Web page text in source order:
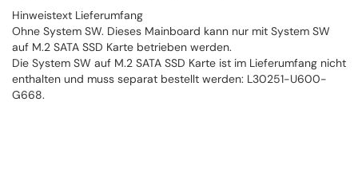
Hinweistext Lieferumfang
Ohne System SW. Dieses Mainboard kann nur mit System SW
auf M.2 SATA SSD Karte betrieben werden.
Die System SW auf M.2 SATA SSD Karte ist im Lieferumfang nicht
enthalten und muss separat bestellt werden: L30251-U600-
G668.